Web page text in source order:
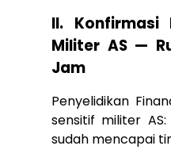
II. Konfirmasi
Militer AS —
Jam
Penyelidikan
sensitif militer
sudah mencapai